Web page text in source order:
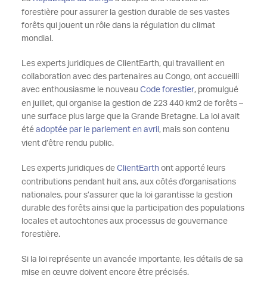
forestière pour assurer la gestion durable de ses vastes
forêts qui jouent un rôle dans la régulation du climat
mondial.
Les experts juridiques de ClientEarth, qui travaillent en
collaboration avec des partenaires au Congo, ont accueilli
avec enthousiasme le nouveau Code forestier, promulgué
en juillet, qui organise la gestion de 223 440 km2 de forêts –
une surface plus large que la Grande Bretagne. La loi avait
été adoptée par le parlement en avril , mais son contenu
vient d’être rendu public.
Les experts juridiques de ClientEarth ont apporté leurs
contributions pendant huit ans, aux côtés d’organisations
nationales, pour s’assurer que la loi garantisse la gestion
durable des forêts ainsi que la participation des populations
locales et autochtones aux processus de gouvernance
forestière.
Si la loi représente un avancée importante, les détails de sa
mise en œuvre doivent encore être précisés.